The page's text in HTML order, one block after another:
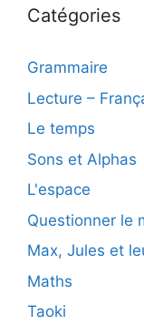
Catégories
Grammaire
Lecture –
Le temps
Sons et Alphas
L'espace
Questionner le
Max, Jules et
Maths
Taoki